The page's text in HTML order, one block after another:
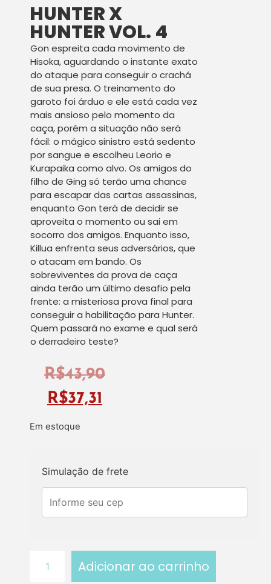
HUNTER X
HUNTER VOL. 4
Gon espreita cada movimento de
Hisoka, aguardando o instante exato
do ataque para conseguir o crachá
de sua presa. O treinamento do
garoto foi árduo e ele está cada vez
mais ansioso pelo momento da
caça, porém a situação não será
fácil: o mágico sinistro está sedento
por sangue e escolheu Leorio e
Kurapaika como alvo. Os amigos do
filho de Ging só terão uma chance
para escapar das cartas assassinas,
enquanto Gon terá de decidir se
aproveita o momento ou sai em
socorro dos amigos. Enquanto isso,
Killua enfrenta seus adversários, que
o atacam em bando. Os
sobreviventes da prova de caça
ainda terão um último desafio pela
frente: a misteriosa prova final para
conseguir a habilitação para Hunter.
Quem passará no exame e qual será
o derradeiro teste?
R$43,90
R$37,31
Em estoque
Simulação de frete
Adicionar ao carrinho